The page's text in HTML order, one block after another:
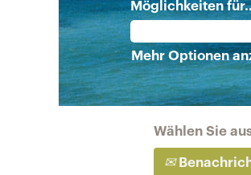
Möglichkeiten
Mehr Optionen
Wählen Sie